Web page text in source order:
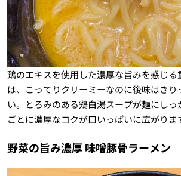
鶏のエキスを使用した濃厚な旨みを感じ
は、こってりクリーミーなのに後味はきり
い。とろみのある鶏白湯スープが麺にし
ごとに濃厚なコクが口いっぱいに広がりま
野菜の旨み濃厚 味噌豚骨ラーメン